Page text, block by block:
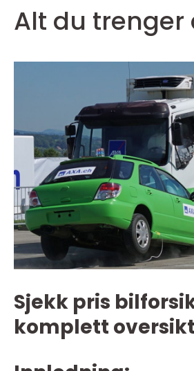
Alt du trenger
Sjekk pris
komplett oversikt